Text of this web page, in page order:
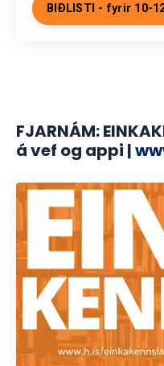
BIÐLISTI - fyrir 10-
FJARNÁM:
á vef og appi |